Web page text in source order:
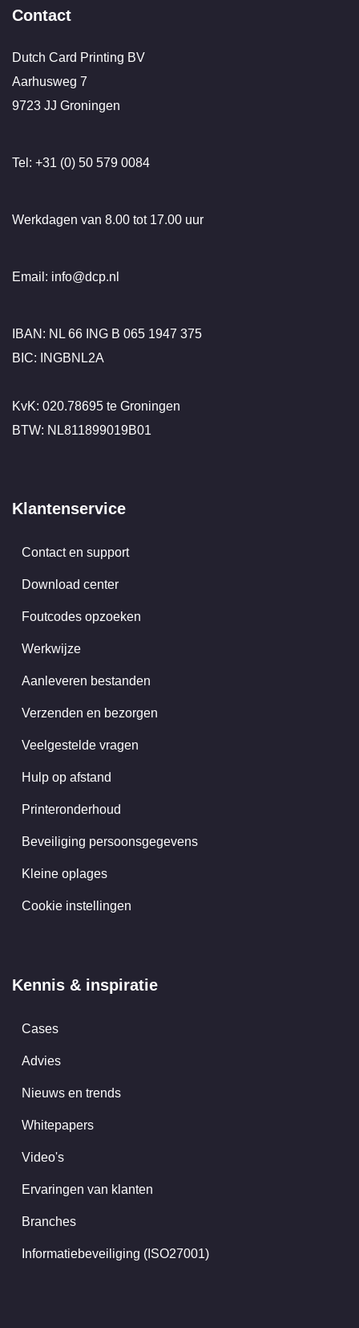
Contact
Dutch Card Printing BV
Aarhusweg 7
9723 JJ Groningen
Tel: +31 (0) 50 579 0084
Werkdagen van 8.00 tot 17.00 uur
Email: info@dcp.nl
IBAN: NL 66 ING B 065 1947 375
BIC: INGBNL2A
KvK: 020.78695 te Groningen
BTW: NL811899019B01
Klantenservice
Contact en support
Download center
Foutcodes opzoeken
Werkwijze
Aanleveren bestanden
Verzenden en bezorgen
Veelgestelde vragen
Hulp op afstand
Printeronderhoud
Beveiliging persoonsgegevens
Kleine oplages
Cookie instellingen
Kennis & inspiratie
Cases
Advies
Nieuws en trends
Whitepapers
Video's
Ervaringen van klanten
Branches
Informatiebeveiliging (ISO27001)